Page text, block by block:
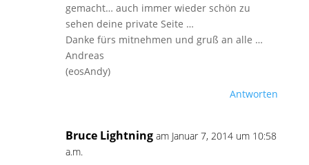
gemacht… auch immer wieder schön zu
sehen deine private Seite …
Danke fürs mitnehmen und gruß an alle …
Andreas
(eosAndy)
Antworten
Bruce Lightning am Januar 7, 2014 um 10:58
a.m.